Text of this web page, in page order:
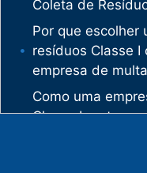
Coleta de
Por que escolher
resíduos Classe
empresa de
Como uma
Classe I protege